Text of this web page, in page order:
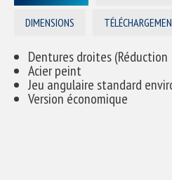
DIMENSIONS
Dentures droites (Réduction
Acier peint
Jeu angulaire standard
Version économique